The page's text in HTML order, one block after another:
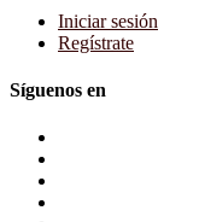
Iniciar sesión
Regístrate
Síguenos en